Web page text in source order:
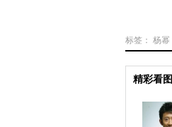
标签： 杨幂
精彩看图